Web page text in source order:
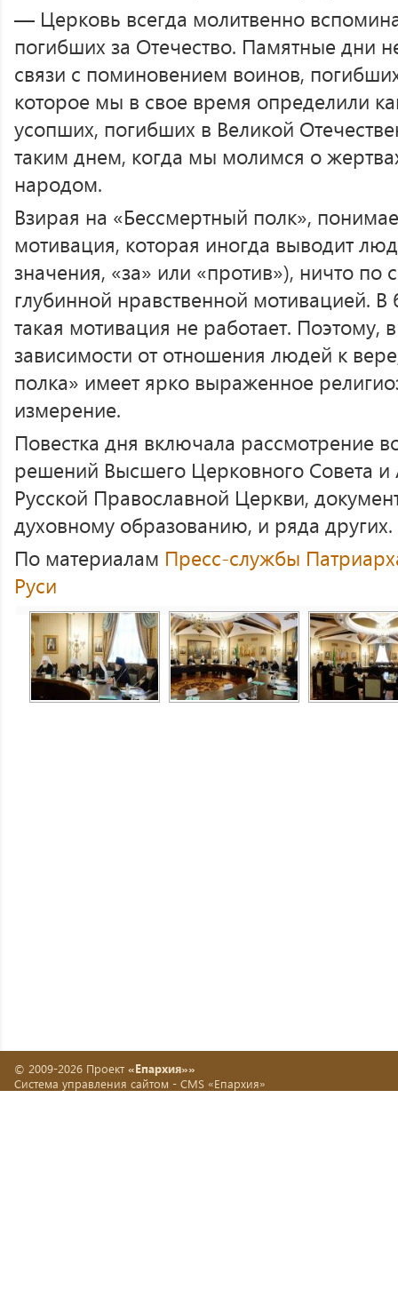
— Церковь всегда молитвенно
погибших за Отечество. Памятные дни
связи с поминовением воинов,
которое мы в свое время определили
усопших, погибших в Великой
таким днем, когда мы молимся о
народом.
Взирая на «Бессмертный полк»,
мотивация, которая иногда выводит
значения, «за» или «против»), ничто по
глубинной нравственной мотивацией.
такая мотивация не работает. Поэтому,
зависимости от отношения людей к
полка» имеет ярко выраженное
измерение.
Повестка дня включала рассмотрение
решений Высшего Церковного Совета
Русской Православной Церкви,
духовному образованию, и ряда других.
По материалам Пресс-службы
Руси
© 2009-2026 Проект «Епархия»»
Система управления сайтом - CMS «Епархия»